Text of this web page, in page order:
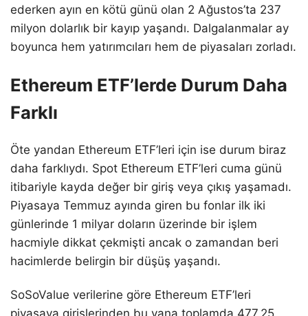
ederken ayın en kötü günü olan 2 Ağustos’ta 237
milyon dolarlık bir kayıp yaşandı. Dalgalanmalar ay
boyunca hem yatırımcıları hem de piyasaları zorladı.
Ethereum ETF’lerde Durum Daha
Farklı
Öte yandan Ethereum ETF’leri için ise durum biraz
daha farklıydı. Spot Ethereum ETF’leri cuma günü
itibariyle kayda değer bir giriş veya çıkış yaşamadı.
Piyasaya Temmuz ayında giren bu fonlar ilk iki
günlerinde 1 milyar doların üzerinde bir işlem
hacmiyle dikkat çekmişti ancak o zamandan beri
hacimlerde belirgin bir düşüş yaşandı.
SoSoValue verilerine göre Ethereum ETF’leri